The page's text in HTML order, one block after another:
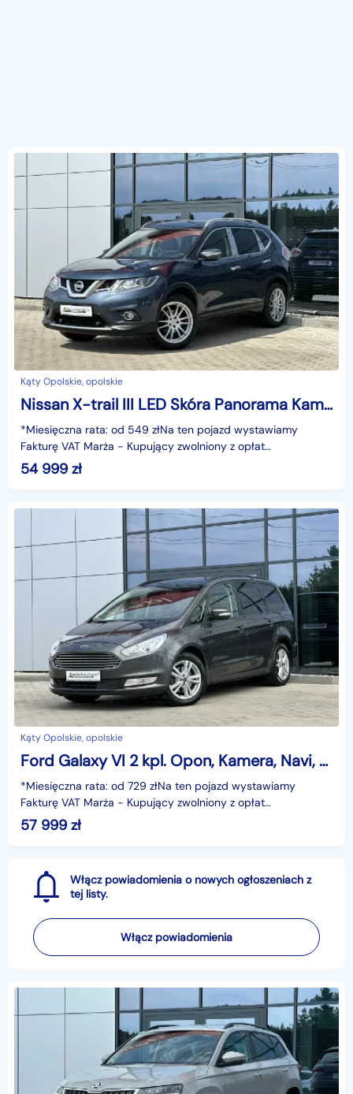
Kąty Opolskie, opolskie
Nissan X-trail III LED Skóra Panorama Kamera360 El.klapa Asystent Navi KeyLess GWARANCJ
*Miesięczna rata: od 549 złNa ten pojazd wystawiamy
Fakturę VAT Marża - Kupujący zwolniony z opłat
skarbowych.Gwarancja: 6 miesięcy.Cechy
szczególne:Dynamiczny
54 999 zł
Kąty Opolskie, opolskie
Ford Galaxy VI 2 kpl. Opon, Kamera, Navi, Climatronic, Grzane fotele, Hak, GWARANCJ
*Miesięczna rata: od 729 złNa ten pojazd wystawiamy
Fakturę VAT Marża - Kupujący zwolniony z opłat
skarbowych.Gwarancja: 6 miesięcy.Cechy szczególne:Wersja
z si
57 999 zł
Włącz powiadomienia o nowych ogłoszeniach z
tej listy.
Włącz powiadomienia